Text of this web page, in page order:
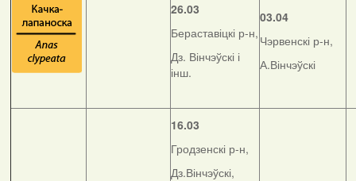
26.03
Бераставіцкі р-н,
Дз. Вінчэўскі і
інш.
03.04
Чэрвенскі р-н,
А.Вінчэўскі
16.03
Гродзенскі р-н,
Дз.Вінчэўскі,